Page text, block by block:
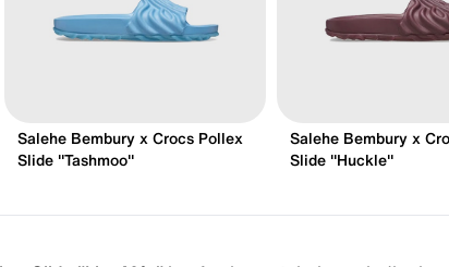
Salehe Bembury x Crocs Pollex
Slide "Tashmoo"
Salehe Bembury x
Slide "Huckle"